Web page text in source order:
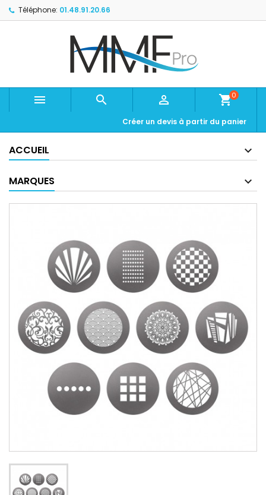
Téléphone: 01.48.91.20.66
   shopping_cart0
Créer un devis à partir du panier
ACCUEIL
MARQUES